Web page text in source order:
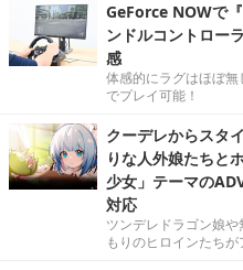
GeForce NOWで
ンドルコントロー
感
体感的にラグはほぼ
でプレイ可能！
クーデレからスタ
りな人外娘たちと
少女」テーマの
対応
ツンデレドラゴン娘
もりのヒロインたちが